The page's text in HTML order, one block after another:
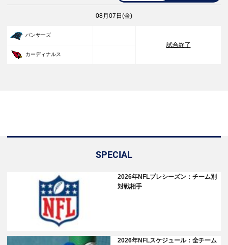
08月07日(金)
パンサーズ
試合終了
カーディナルス
SPECIAL
2026年NFLプレシーズン：チーム別
対戦相手
2026年NFLスケジュール：全チーム